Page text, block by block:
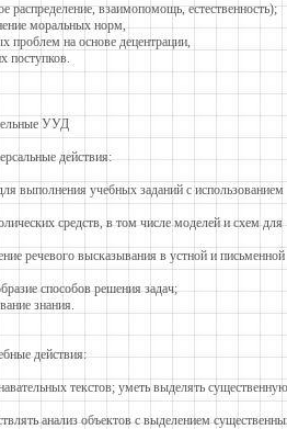
взаимопомощь, естественность);
моральных норм,
проблем на основе децентрации,
поступков.
УУД
действия:
выполнения учебных заданий с использованием
средств, в том числе моделей и схем для
речевого высказывания в устной и письменной
способов решения задач;
знания.
действия:
текстов; уметь выделять существенную
анализ объектов с выделением